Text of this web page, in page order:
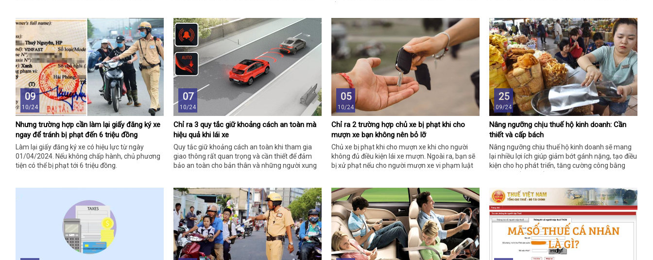
09
10/24
Nhưng trường hợp cần làm lại giấy đăng ký xe
ngay để tránh bị phạt đến 6 triệu đồng
Làm lại giấy đăng ký xe có hiệu lực từ ngày
01/04/2024. Nếu không chấp hành, chủ phương
tiện có thể bị phạt tới 6 triệu đồng.
07
10/24
Chỉ ra 3 quy tắc giữ khoảng cách an toàn mà
hiệu quả khi lái xe
Quy tắc giữ khoảng cách an toàn khi tham gia
giao thông rất quan trọng và cần thiết để đảm
bảo an toàn cho bản thân và những người xung
05
10/24
Chỉ ra 2 trường hợp chủ xe bị phạt khi cho
mượn xe bạn không nên bỏ lỡ
Chủ xe bị phạt khi cho mượn xe khi cho người
không đủ điều kiện lái xe mượn. Ngoài ra, bạn sẽ
bị xử phạt nếu cho người mượn xe vi phạm luật
25
09/24
Nâng ngưỡng chịu thuế hộ kinh doanh: Cần
thiết và cấp bách
Nâng ngưỡng chịu thuế hộ kinh doanh sẽ mang
lại nhiều lợi ích giúp giảm bớt gánh nặng, tạo điều
kiện cho họ phát triển, tăng cường công bằng